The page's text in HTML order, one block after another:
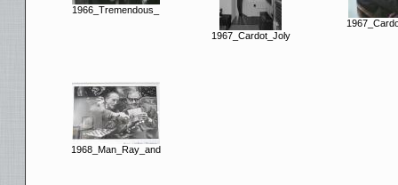
1966_Tremendous_
1967_Cardot_Joly
1968_Man_Ray_and